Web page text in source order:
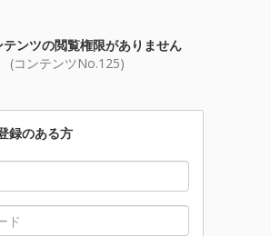
テンツの閲覧権限がありません
(コンテンツNo.125)
録のある方